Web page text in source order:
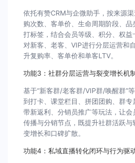
依托有赞CRM与企微助手，按来源
购次数、客单价、生命周期阶段、
打标签，结合会员等级、积分、权益
对新客、老客、VIP进行分层运营和
升复购率、客单价和单客LTV。
功能3：社群分层运营与裂变增长机
基于“新客群/老客群/VIP群/唤醒群”
到打卡、课堂栏目、拼团团购、群
带新返利、分销员推广等玩法，让会
传播与分销节点，既提升社群活跃
变增长和口碑扩散。
功能4：私域直播转化闭环与行为驱